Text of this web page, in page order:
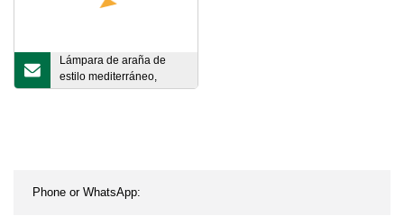
Lámpara de araña de
estilo mediterráneo,
mosaico hecho a mano,